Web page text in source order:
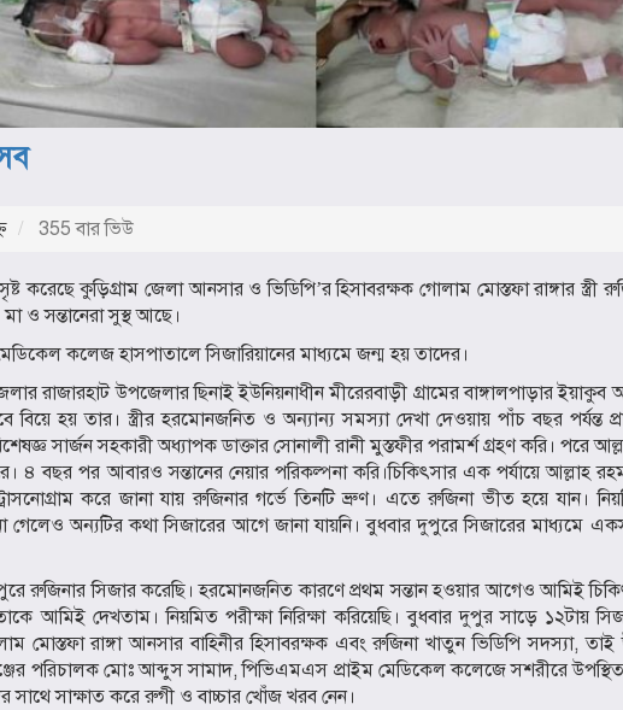
355 বার ভিউ
করেছে কুড়িগ্রাম জেলা আনসার ও ভিডিপি’র হিসাবরক্ষক গোলাম মোস্তফা রাঙ্গার স্ত্রী
ও সন্তানেরা সুস্থ আছে।
কলেজ হাসপাতালে সিজারিয়ানের মাধ্যমে জন্ম হয় তাদের।
রাজারহাট উপজেলার ছিনাই ইউনিয়নাধীন মীরেরবাড়ী গ্রামের বাঙ্গালপাড়ার ইয়াকুব
বিয়ে হয় তার। স্ত্রীর হরমোনজনিত ও অন্যান্য সমস্যা দেখা দেওয়ায় পাঁচ বছর পর্যন্ত
সার্জন সহকারী অধ্যাপক ডাক্তার সোনালী রানী মুস্তফীর পরামর্শ গ্রহণ করি। পরে
৪ বছর পর আবারও সন্তানের নেয়ার পরিকল্পনা করি।চিকিৎসার এক পর্যায়ে আল্লাহ
করে জানা যায় রুজিনার গর্ভে তিনটি ভ্রুণ। এতে রুজিনা ভীত হয়ে যান।
অন্যটির কথা সিজারের আগে জানা যায়নি। বুধবার দুপুরে সিজারের মাধ্যমে
রুজিনার সিজার করেছি। হরমোনজনিত কারণে প্রথম সন্তান হওয়ার আগেও আমিই
আমিই দেখতাম। নিয়মিত পরীক্ষা নিরিক্ষা করিয়েছি। বুধবার দুপুর সাড়ে ১২টায়
মোস্তফা রাঙ্গা আনসার বাহিনীর হিসাবরক্ষক এবং রুজিনা খাতুন ভিডিপি সদস্যা, তাই
পরিচালক মোঃ আব্দুস সামাদ, পিভিএমএস প্রাইম মেডিকেল কলেজে সশরীরে
সাথে সাক্ষাত করে রুগী ও বাচ্চার খোঁজ খরব নেন।